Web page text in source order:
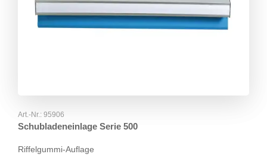
Art.-Nr.: 95906
Schubladeneinlage Serie 500
Riffelgummi-Auflage